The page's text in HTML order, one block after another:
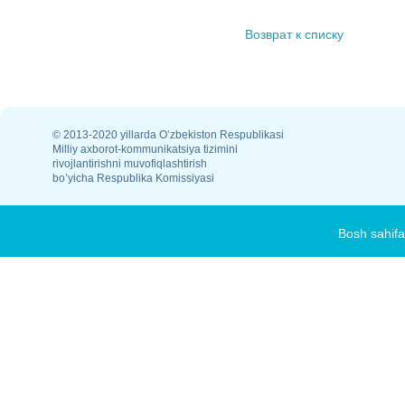
Возврат к списку
© 2013-2020 yillarda O’zbekiston Respublikasi
Milliy axborot-kommunikatsiya tizimini
rivojlantirishni muvofiqlashtirish
bo’yicha Respublika Komissiyasi
Bosh sahifa